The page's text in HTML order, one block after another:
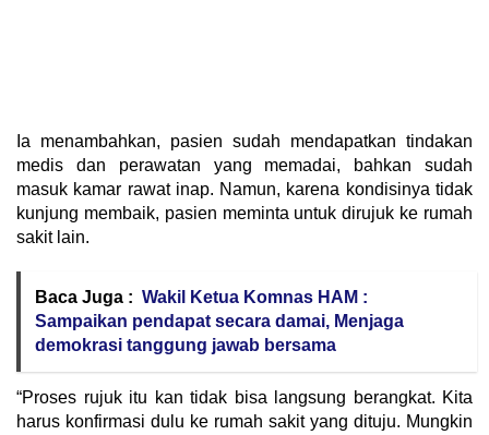
Ia menambahkan, pasien sudah mendapatkan tindakan
medis dan perawatan yang memadai, bahkan sudah
masuk kamar rawat inap. Namun, karena kondisinya tidak
kunjung membaik, pasien meminta untuk dirujuk ke rumah
sakit lain.
Baca Juga : Wakil Ketua Komnas HAM :
Sampaikan pendapat secara damai, Menjaga
demokrasi tanggung jawab bersama
“Proses rujuk itu kan tidak bisa langsung berangkat. Kita
harus konfirmasi dulu ke rumah sakit yang dituju. Mungkin